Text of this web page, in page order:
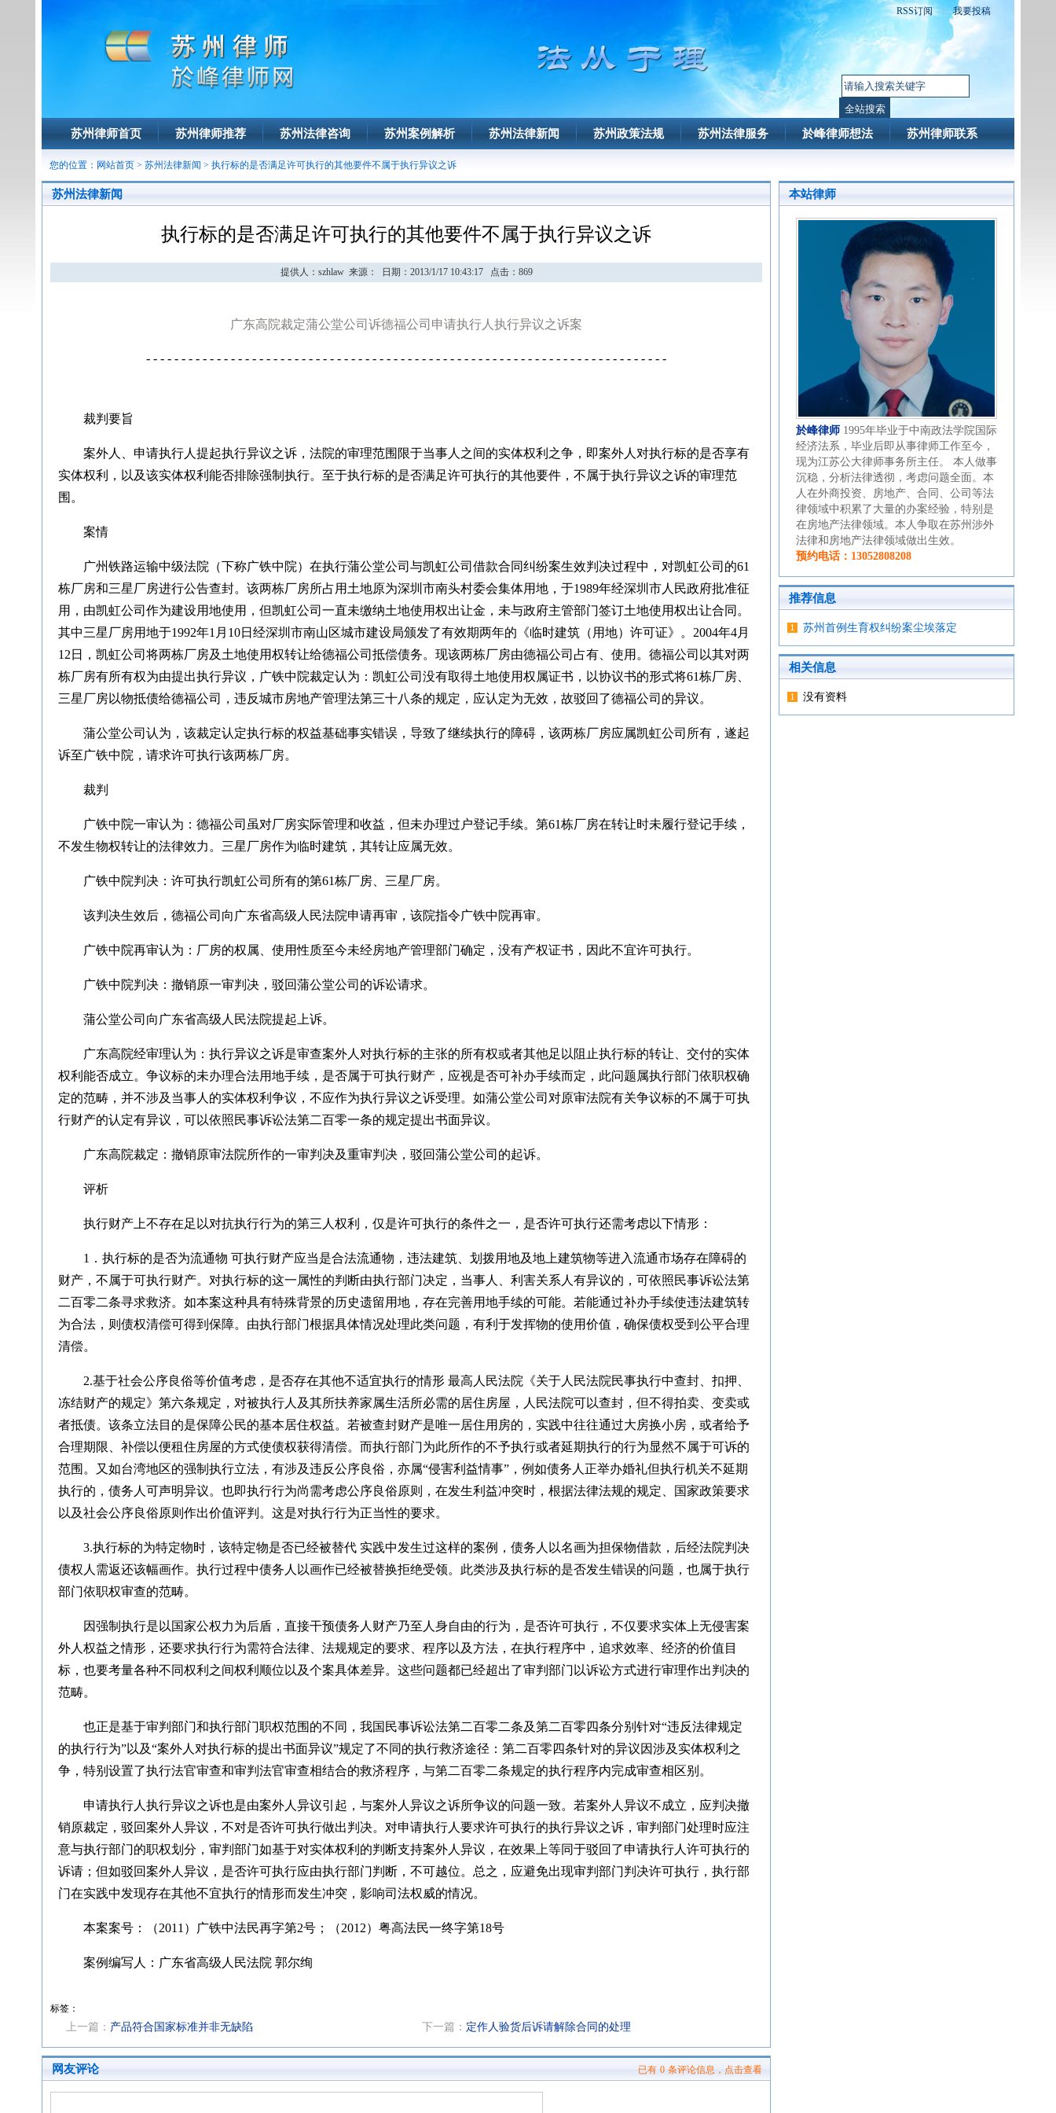
RSS订阅|我要投稿
苏州律师首页 苏州律师推荐 苏州法律咨询 苏州案例解析 苏州法律新闻 苏州政策法规 苏州法律服务 於峰律师想法 苏州律师联系
您的位置： 网站首页 > 苏州法律新闻 > 执行标的是否满足许可执行的其他要件不属于执行异议之诉
苏州法律新闻
执行标的是否满足许可执行的其他要件不属于执行异议之诉
提供人：szhlaw 来源： 日期：2013/1/17 10:43:17 点击： 869
广东高院裁定蒲公堂公司诉德福公司申请执行人执行异议之诉案
- - - - - - - - - - - - - - - - - - - - - - - - - - - - - - - - - - - - - - - - - - - - - - - - - - - - - - - - - - - - - - - - - - - - - - - - - -
裁判要旨
案外人、申请执行人提起执行异议之诉，法院的审理范围限于当事人之间的实体权利之争，即案外人对执行标的是否享有
实体权利，以及该实体权利能否排除强制执行。至于执行标的是否满足许可执行的其他要件，不属于执行异议之诉的审理范
围。
案情
广州铁路运输中级法院（下称广铁中院）在执行蒲公堂公司与凯虹公司借款合同纠纷案生效判决过程中，对凯虹公司的61
栋厂房和三星厂房进行公告查封。该两栋厂房所占用土地原为深圳市南头村委会集体用地，于1989年经深圳市人民政府批准征
用，由凯虹公司作为建设用地使用，但凯虹公司一直未缴纳土地使用权出让金，未与政府主管部门签订土地使用权出让合同。
其中三星厂房用地于1992年1月10日经深圳市南山区城市建设局颁发了有效期两年的《临时建筑（用地）许可证》。2004年4月
12日，凯虹公司将两栋厂房及土地使用权转让给德福公司抵偿债务。现该两栋厂房由德福公司占有、使用。德福公司以其对两
栋厂房有所有权为由提出执行异议，广铁中院裁定认为：凯虹公司没有取得土地使用权属证书，以协议书的形式将61栋厂房、
三星厂房以物抵债给德福公司，违反城市房地产管理法第三十八条的规定，应认定为无效，故驳回了德福公司的异议。
蒲公堂公司认为，该裁定认定执行标的权益基础事实错误，导致了继续执行的障碍，该两栋厂房应属凯虹公司所有，遂起
诉至广铁中院，请求许可执行该两栋厂房。
裁判
广铁中院一审认为：德福公司虽对厂房实际管理和收益，但未办理过户登记手续。第61栋厂房在转让时未履行登记手续，
不发生物权转让的法律效力。三星厂房作为临时建筑，其转让应属无效。
广铁中院判决：许可执行凯虹公司所有的第61栋厂房、三星厂房。
该判决生效后，德福公司向广东省高级人民法院申请再审，该院指令广铁中院再审。
广铁中院再审认为：厂房的权属、使用性质至今未经房地产管理部门确定，没有产权证书，因此不宜许可执行。
广铁中院判决：撤销原一审判决，驳回蒲公堂公司的诉讼请求。
蒲公堂公司向广东省高级人民法院提起上诉。
广东高院经审理认为：执行异议之诉是审查案外人对执行标的主张的所有权或者其他足以阻止执行标的转让、交付的实体
权利能否成立。争议标的未办理合法用地手续，是否属于可执行财产，应视是否可补办手续而定，此问题属执行部门依职权确
定的范畴，并不涉及当事人的实体权利争议，不应作为执行异议之诉受理。如蒲公堂公司对原审法院有关争议标的不属于可执
行财产的认定有异议，可以依照民事诉讼法第二百零一条的规定提出书面异议。
广东高院裁定：撤销原审法院所作的一审判决及重审判决，驳回蒲公堂公司的起诉。
评析
执行财产上不存在足以对抗执行行为的第三人权利，仅是许可执行的条件之一，是否许可执行还需考虑以下情形：
1．执行标的是否为流通物 可执行财产应当是合法流通物，违法建筑、划拨用地及地上建筑物等进入流通市场存在障碍的
财产，不属于可执行财产。对执行标的这一属性的判断由执行部门决定，当事人、利害关系人有异议的，可依照民事诉讼法第
二百零二条寻求救济。如本案这种具有特殊背景的历史遗留用地，存在完善用地手续的可能。若能通过补办手续使违法建筑转
为合法，则债权清偿可得到保障。由执行部门根据具体情况处理此类问题，有利于发挥物的使用价值，确保债权受到公平合理
清偿。
2.基于社会公序良俗等价值考虑，是否存在其他不适宜执行的情形 最高人民法院《关于人民法院民事执行中查封、扣押、
冻结财产的规定》第六条规定，对被执行人及其所扶养家属生活所必需的居住房屋，人民法院可以查封，但不得拍卖、变卖或
者抵债。该条立法目的是保障公民的基本居住权益。若被查封财产是唯一居住用房的，实践中往往通过大房换小房，或者给予
合理期限、补偿以便租住房屋的方式使债权获得清偿。而执行部门为此所作的不予执行或者延期执行的行为显然不属于可诉的
范围。又如台湾地区的强制执行立法，有涉及违反公序良俗，亦属“侵害利益情事”，例如债务人正举办婚礼但执行机关不延期
执行的，债务人可声明异议。也即执行行为尚需考虑公序良俗原则，在发生利益冲突时，根据法律法规的规定、国家政策要求
以及社会公序良俗原则作出价值评判。这是对执行行为正当性的要求。
3.执行标的为特定物时，该特定物是否已经被替代 实践中发生过这样的案例，债务人以名画为担保物借款，后经法院判决
债权人需返还该幅画作。执行过程中债务人以画作已经被替换拒绝受领。此类涉及执行标的是否发生错误的问题，也属于执行
部门依职权审查的范畴。
因强制执行是以国家公权力为后盾，直接干预债务人财产乃至人身自由的行为，是否许可执行，不仅要求实体上无侵害案
外人权益之情形，还要求执行行为需符合法律、法规规定的要求、程序以及方法，在执行程序中，追求效率、经济的价值目
标，也要考量各种不同权利之间权利顺位以及个案具体差异。这些问题都已经超出了审判部门以诉讼方式进行审理作出判决的
范畴。
也正是基于审判部门和执行部门职权范围的不同，我国民事诉讼法第二百零二条及第二百零四条分别针对“违反法律规定
的执行行为”以及“案外人对执行标的提出书面异议”规定了不同的执行救济途径：第二百零四条针对的异议因涉及实体权利之
争，特别设置了执行法官审查和审判法官审查相结合的救济程序，与第二百零二条规定的执行程序内完成审查相区别。
申请执行人执行异议之诉也是由案外人异议引起，与案外人异议之诉所争议的问题一致。若案外人异议不成立，应判决撤
销原裁定，驳回案外人异议，不对是否许可执行做出判决。对申请执行人要求许可执行的执行异议之诉，审判部门处理时应注
意与执行部门的职权划分，审判部门如基于对实体权利的判断支持案外人异议，在效果上等同于驳回了申请执行人许可执行的
诉请；但如驳回案外人异议，是否许可执行应由执行部门判断，不可越位。总之，应避免出现审判部门判决许可执行，执行部
门在实践中发现存在其他不宜执行的情形而发生冲突，影响司法权威的情况。
本案案号：（2011）广铁中法民再字第2号；（2012）粤高法民一终字第18号
案例编写人：广东省高级人民法院 郭尔绚
标签：
上一篇： 产品符合国家标准并非无缺陷 下一篇： 定作人验货后诉请解除合同的处理
已有 0 条评论信息，点击查看
网友评论
本站律师
於峰律师 1995年毕业于中南政法学院国际
经济法系，毕业后即从事律师工作至今，
现为江苏公大律师事务所主任。 本人做事
沉稳，分析法律透彻，考虑问题全面。本
人在外商投资、房地产、合同、公司等法
律领域中积累了大量的办案经验，特别是
在房地产法律领域。本人争取在苏州涉外
法律和房地产法律领域做出生效。
预约电话：13052808208
推荐信息
苏州首例生育权纠纷案尘埃落定
相关信息
没有资料